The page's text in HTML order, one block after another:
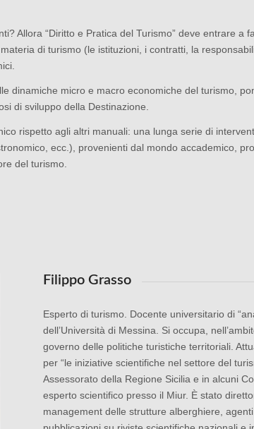
Allora “Diritto e Pratica del Turismo” deve entrare a
di turismo (le istituzioni, i contratti, la
dinamiche micro e macro economiche del turismo,
di sviluppo della Destinazione.
rispetto agli altri manuali: una lunga serie di
ecc.), provenienti dal mondo accademico,
del turismo.
Filippo Grasso
Esperto di turismo. Docente universitario di
dell’Università di Messina. Si occupa,
governo delle politiche turistiche territoriali.
per “le iniziative scientifiche nel settore del
Assessorato della Regione Sicilia e in alcuni
esperto scientifico presso il Miur. È stato
management delle strutture alberghiere,